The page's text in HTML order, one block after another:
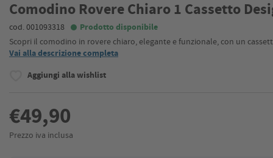
Comodino Rovere Chiaro 1 Cassetto
cod. 001093318 Prodotto disponibile
Scopri il comodino in rovere chiaro, elegante e funzionale, con un
Vai alla descrizione completa
Aggiungi alla wishlist
€49,90
Prezzo iva inclusa